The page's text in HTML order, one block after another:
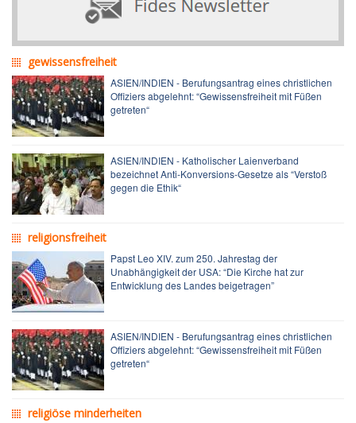
gewissensfreiheit
ASIEN/INDIEN - Berufungsantrag eines christlichen
Offiziers abgelehnt: “Gewissensfreiheit mit Füßen
getreten“
ASIEN/INDIEN - Katholischer Laienverband
bezeichnet Anti-Konversions-Gesetze als “Verstoß
gegen die Ethik“
religionsfreiheit
Papst Leo XIV. zum 250. Jahrestag der
Unabhängigkeit der USA: “Die Kirche hat zur
Entwicklung des Landes beigetragen”
ASIEN/INDIEN - Berufungsantrag eines christlichen
Offiziers abgelehnt: “Gewissensfreiheit mit Füßen
getreten“
religiöse minderheiten